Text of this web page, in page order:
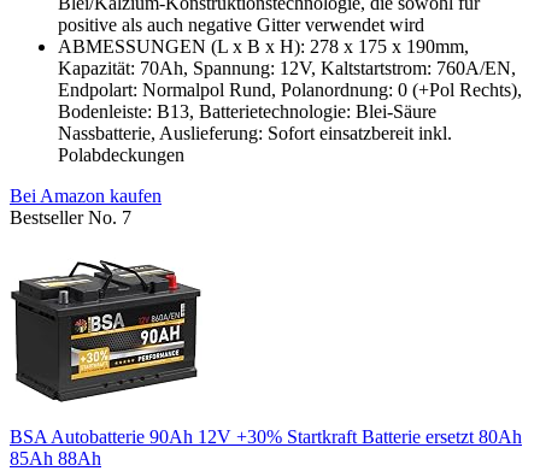
positive als auch negative Gitter verwendet wird
ABMESSUNGEN (L x B x H): 278 x 175 x 190mm,
Kapazität: 70Ah, Spannung: 12V, Kaltstartstrom: 760A/EN,
Endpolart: Normalpol Rund, Polanordnung: 0 (+Pol Rechts),
Bodenleiste: B13, Batterietechnologie: Blei-Säure
Nassbatterie, Auslieferung: Sofort einsatzbereit inkl.
Polabdeckungen
Bei Amazon kaufen
Bestseller No. 7
BSA Autobatterie 90Ah 12V +30% Startkraft Batterie ersetzt 80Ah
85Ah 88Ah